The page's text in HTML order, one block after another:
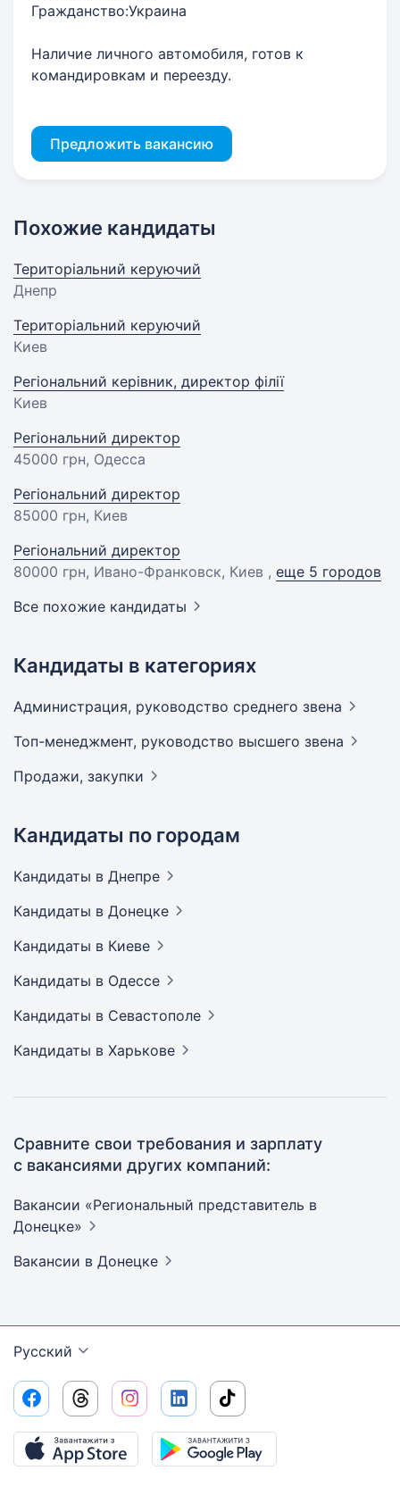
Гражданство:Украина
Наличие личного автомобиля, готов к
командировкам и переезду.
Предложить вакансию
Похожие кандидаты
Територіальний керуючий
Днепр
Територіальний керуючий
Киев
Регіональний керівник, директор філії
Киев
Регіональний директор
45000 грн, Одесса
Регіональний директор
85000 грн, Киев
Регіональний директор
80000 грн, Ивано-Франковск, Киев , еще 5 городов
Все похожие кандидаты
Кандидаты в категориях
Администрация, руководство среднего звена
Топ-менеджмент, руководство высшего звена
Продажи, закупки
Кандидаты по городам
Кандидаты в Днепре
Кандидаты в Донецке
Кандидаты в Киеве
Кандидаты в Одессе
Кандидаты в Севастополе
Кандидаты в Харькове
Сравните свои требования и зарплату
с вакансиями других компаний:
Вакансии «Региональный представитель в
Донецке»
Вакансии в Донецке
Русский